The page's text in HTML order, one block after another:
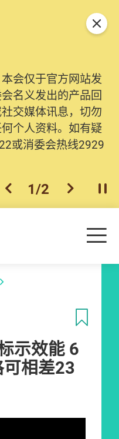
会仅于官方网站发
名义发出的产品回
交媒体讯息，切勿
个人资料。如有疑
或消委会热线2929
上一个
1/2 下一个开
关闭
目
示效能 6
相差23